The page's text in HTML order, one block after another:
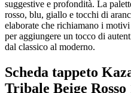
suggestive e profondità. La
rosso, blu, giallo e tocchi di
elaborate che richiamano i
per aggiungere un tocco di
dal classico al moderno.
Scheda tappeto
Tribale Beige Rosso